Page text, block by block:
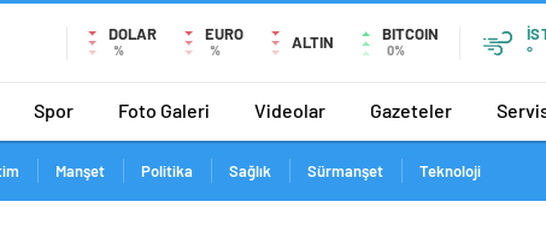
DOLAR
%
EURO
% ALTIN BITCOIN
0%
°
Spor Foto Galeri Videolar Gazeteler
Manşet Politika Sağlık Sürmanşet Teknoloji